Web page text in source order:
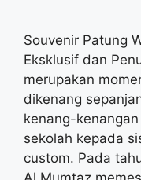
Souvenir Patung
Eksklusif dan
merupakan
dikenang
kenang-
sekolah kepada
custom. Pada